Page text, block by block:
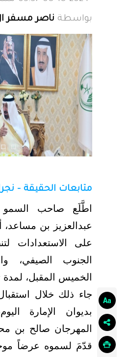
بواسطة ناصر مسفر
متابعات الحقيقة -
اطَّلَع صاحب السمو
عبدالعزيز بن مساعد،
على الاستعدادات
الجنوب الصيفي،
الخميس المقبل، لمدة
جاء ذلك خلال
بديوان الإمارة
المهرجان صالح بن
قدّمَ لسموه عرضاً